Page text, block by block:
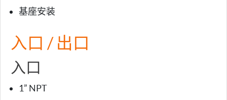
基座安装
入口 / 出口
入口
1” NPT